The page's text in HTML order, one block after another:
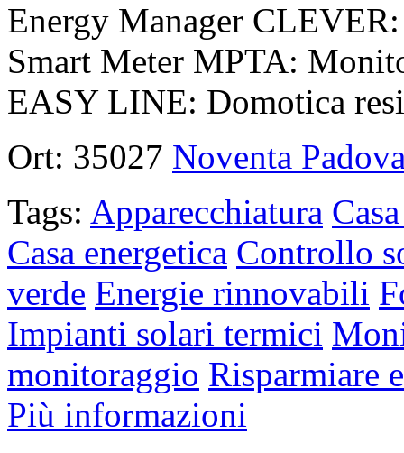
Energy Manager
Smart Meter MPTA:
EASY LINE: Domotica
Ort: 35027 Noventa
Tags: Apparecchiatura
Casa energetica Controllo
verde Energie rinnovabili
Impianti solari termici
monitoraggio Risparmiare
Più informazioni